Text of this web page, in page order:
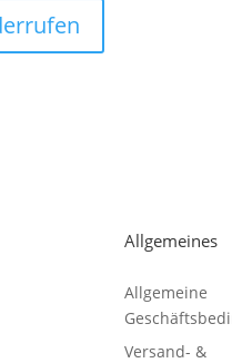
Allgemeines
Allgemeine
Versand- &